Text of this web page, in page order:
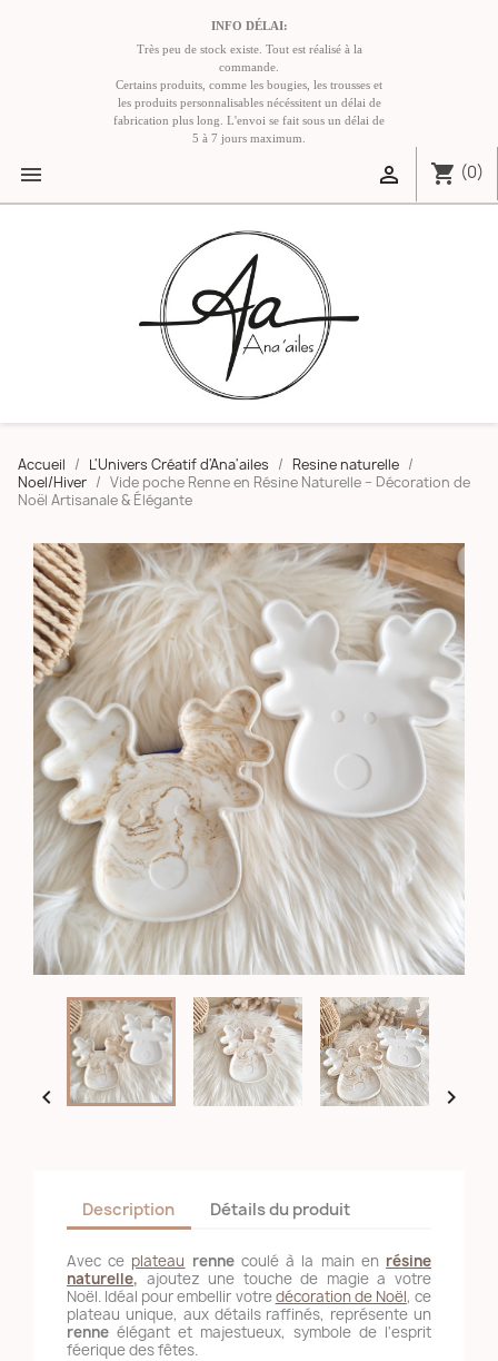
INFO DÉLAI:
Très peu de stock existe. Tout est réalisé à la
commande.
Certains produits, comme les bougies, les trousses et
les produits personnalisables nécéssitent un délai de
fabrication plus long. L'envoi se fait sous un délai de
5 à 7 jours maximum.
 shopping_cart (0)

Accueil L'Univers Créatif d'Ana'ailes
Resine naturelle
Noel/Hiver
Vide poche Renne en Résine Naturelle – Décoration de
Noël Artisanale & Élégante
 
Description Détails du produit
Avec ce plateau rennecoulé à la main en résine
naturelle, ajoutez une touche de magie a votre
Noël. Idéal pour embellir votredécoration de Noël, ce
plateau unique, aux détails raffinés, représente un
renne élégant et majestueux, symbole de l'esprit
féerique des fêtes.